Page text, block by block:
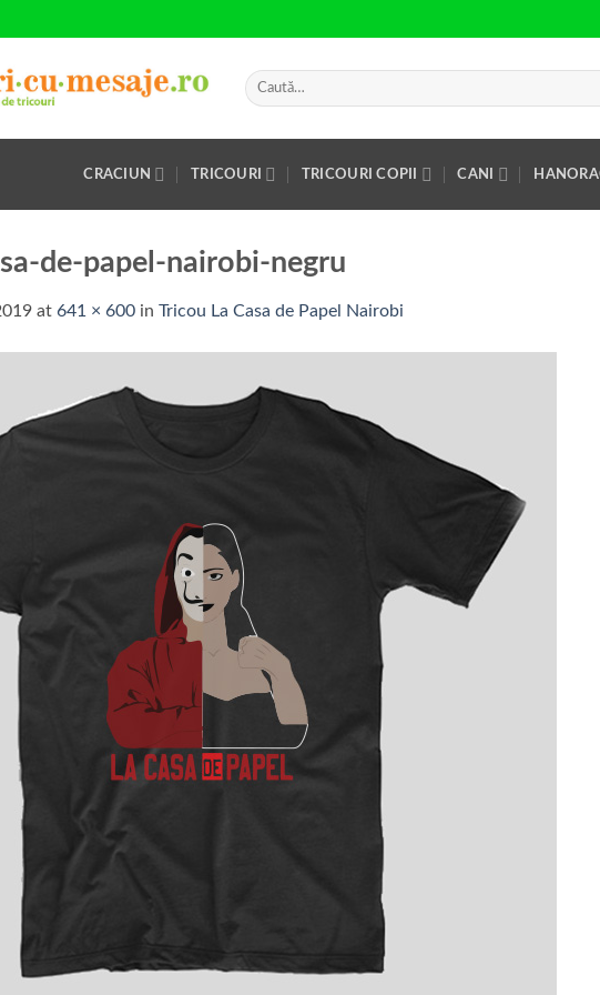
Caută
după:
CRACIUN TRICOURI TRICOURI COPII CANI
de-papel-nairobi-negru
at 641 × 600 in Tricou La Casa de Papel Nairobi